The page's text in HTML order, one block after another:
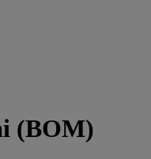
(BOM)